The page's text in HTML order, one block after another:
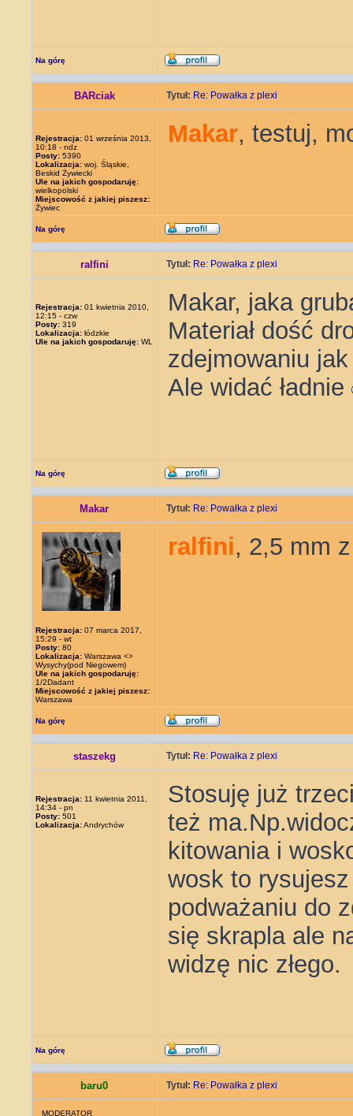
Na górę
BARciak Tytuł: Re: Powałka z plexi
Rejestracja: 01 września 2013,
10:18 - ndz
Posty: 5390
Lokalizacja: woj. Śląskie,
Beskid Żywiecki
Ule na jakich gospodaruję:
wielkopolski
Miejscowość z jakiej piszesz:
Żywiec
Makar, testuj,
Na górę
ralfini Tytuł: Re: Powałka z plexi
Rejestracja: 01 kwietnia 2010,
12:15 - czw
Posty: 319
Lokalizacja: łódzkie
Ule na jakich gospodaruję: WL
Makar, jaka
Materiał dość
zdejmowaniu
Ale widać ładnie
Na górę
Makar Tytuł: Re: Powałka z plexi
Rejestracja: 07 marca 2017,
15:29 - wt
Posty: 80
Lokalizacja: Warszawa <>
Wysychy(pod Niegowem)
Ule na jakich gospodaruję:
1/2Dadant
Miejscowość z jakiej piszesz:
Warszawa
ralfini, 2,5 mm
Na górę
staszekg Tytuł: Re: Powałka z plexi
Rejestracja: 11 kwietnia 2011,
14:34 - pn
Posty: 501
Lokalizacja:Andrychów
Stosuję już
też
kitowania i
wosk to
podważaniu do
się skrapla ale
widzę nic złego.
Na górę
baru0 Tytuł: Re: Powałka z plexi
MODERATOR